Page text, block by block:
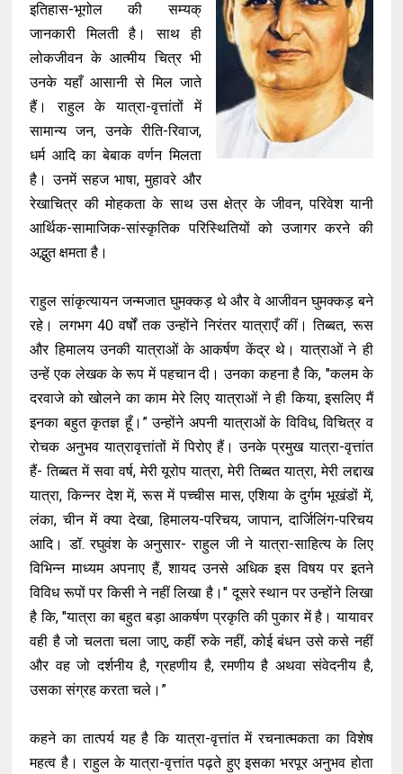
इतिहास-भूगोल की सम्यक्
जानकारी मिलती है। साथ ही
लोकजीवन के आत्मीय चित्र भी
उनके यहाँ आसानी से मिल जाते
हैं। राहुल के यात्रा-वृत्तांतों में
सामान्य जन, उनके रीति-रिवाज,
धर्म आदि का बेबाक वर्णन मिलता
है। उनमें सहज भाषा, मुहावरे और
रेखाचित्र की मोहकता के साथ उस क्षेत्र के जीवन, परिवेश यानी
आर्थिक-सामाजिक-सांस्कृतिक परिस्थितियों को उजागर करने की
अद्भुत क्षमता है।
राहुल सांकृत्यायन जन्मजात घुमक्कड़ थे और वे आजीवन घुमक्कड़ बने
रहे। लगभग 40 वर्षों तक उन्होंने निरंतर यात्राएँ कीं। तिब्बत, रूस
और हिमालय उनकी यात्राओं के आकर्षण केंद्र थे। यात्राओं ने ही
उन्हें एक लेखक के रूप में पहचान दी। उनका कहना है कि, "कलम के
दरवाजे को खोलने का काम मेरे लिए यात्राओं ने ही किया, इसलिए मैं
इनका बहुत कृतज्ञ हूँ।” उन्होंने अपनी यात्राओं के विविध, विचित्र व
रोचक अनुभव यात्रावृत्तांतों में पिरोए हैं। उनके प्रमुख यात्रा-वृत्तांत
हैं- तिब्बत में सवा वर्ष, मेरी यूरोप यात्रा, मेरी तिब्बत यात्रा, मेरी लद्दाख
यात्रा, किन्नर देश में, रूस में पच्चीस मास, एशिया के दुर्गम भूखंडों में,
लंका, चीन में क्या देखा, हिमालय-परिचय, जापान, दार्जिलिंग-परिचय
आदि। डॉ. रघुवंश के अनुसार- राहुल जी ने यात्रा-साहित्य के लिए
विभिन्न माध्यम अपनाए हैं, शायद उनसे अधिक इस विषय पर इतने
विविध रूपों पर किसी ने नहीं लिखा है।" दूसरे स्थान पर उन्होंने लिखा
है कि, "यात्रा का बहुत बड़ा आकर्षण प्रकृति की पुकार में है। यायावर
वही है जो चलता चला जाए, कहीं रुके नहीं, कोई बंधन उसे कसे नहीं
और वह जो दर्शनीय है, ग्रहणीय है, रमणीय है अथवा संवेदनीय है,
उसका संग्रह करता चले।”
कहने का तात्पर्य यह है कि यात्रा-वृत्तांत में रचनात्मकता का विशेष
महत्व है। राहुल के यात्रा-वृत्तांत पढ़ते हुए इसका भरपूर अनुभव होता